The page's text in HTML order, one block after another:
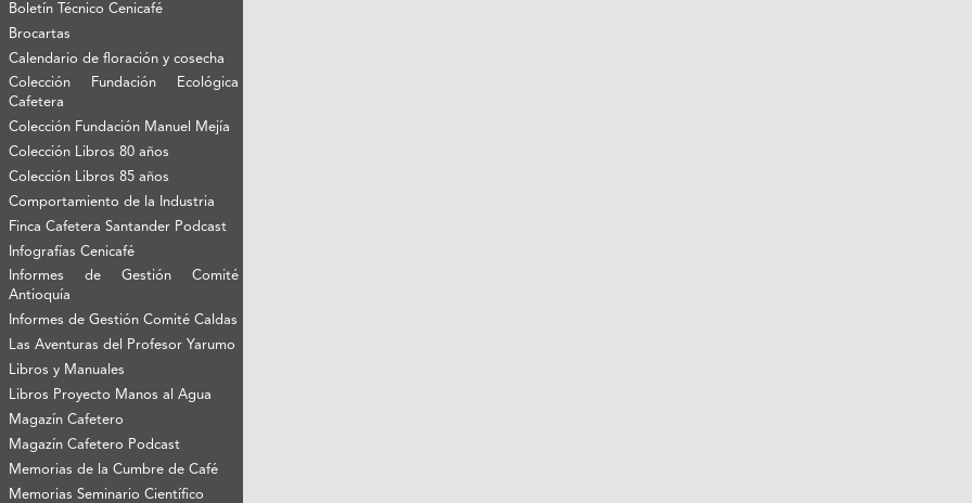
Boletín Técnico Cenicafé
Brocartas
Calendario de floración y cosecha
Colección Fundación Ecológica
Cafetera
Colección Fundación Manuel Mejía
Colección Libros 80 años
Colección Libros 85 años
Comportamiento de la Industria
Finca Cafetera Santander Podcast
Infografías Cenicafé
Informes de Gestión Comité
Antioquía
Informes de Gestión Comité Caldas
Las Aventuras del Profesor Yarumo
Libros y Manuales
Libros Proyecto Manos al Agua
Magazín Cafetero
Magazín Cafetero Podcast
Memorias de la Cumbre de Café
Memorias Seminario Científico